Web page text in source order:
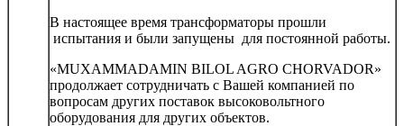
В настоящее время трансформаторы прошли
испытания и были запущены для постоянной работы.
«MUXAMMADAMIN BILOL AGRO CHORVADOR»
продолжает сотрудничать с Вашей компанией по
вопросам других поставок высоковольтного
оборудования для других объектов.